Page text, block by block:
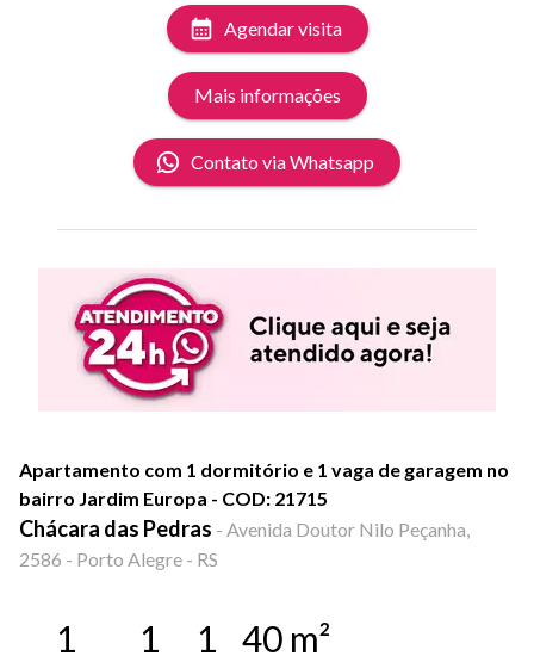
Agendar visita
Mais informações
Contato via Whatsapp
Apartamento com 1 dormitório e 1 vaga de garagem no
bairro Jardim Europa - COD: 21715
Chácara das Pedras - Avenida Doutor Nilo Peçanha,
2586 - Porto Alegre - RS
1 1 1 40 m²